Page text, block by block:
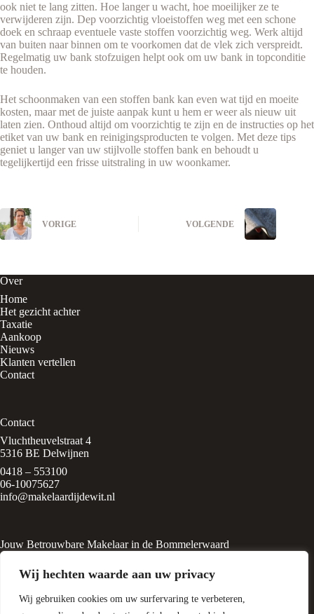
Wij hechten waarde aan uw privacy
Wij gebruiken cookies om uw surfervaring te verbeteren,
ook niet te lang zitten. Hoe langer u wacht, hoe moeilijker ze te
verwijderen zijn. Dep voorzichtig vloeistoffen weg met een schone
doek en schraap eventuele vaste stoffen voorzichtig weg. Werk altijd
van buiten naar binnen om te voorkomen dat de vlek zich verspreidt.
Regelmatig uw bank stofzuigen helpt ook om uw bank in topconditie
te houden.
Het schoonmaken van een stoffen bank kan even wat tijd en moeite
kosten, maar met de juiste aanpak kunt u hem er weer als nieuw uit
laten zien. Onthoud altijd om voorzichtig te zijn en de instructies op het
etiket van uw bank en reinigingsproducten te volgen. Met deze tips
geniet u langer van uw stijlvolle stoffen bank en behoudt u
tegelijkertijd een frisse uitstraling in uw woonkamer.
VORIGE VOLGENDE
Over
Home
Het gezicht achter
Taxatie
Aankoop
Nieuws
Klanten vertellen
Contact
Contact
Vluchtheuvelstraat 4
5316 BE Delwijnen
0418 – 553100
06-10075627
info@makelaardijdewit.nl
Jouw Betrouwbare Makelaar in de Bommelerwaard
rustige, groene dorp
geleid door Liesbeth de Wit, een